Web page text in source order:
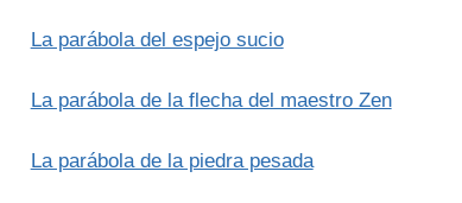
La parábola del espejo sucio
La parábola de la flecha del maestro Zen
La parábola de la piedra pesada